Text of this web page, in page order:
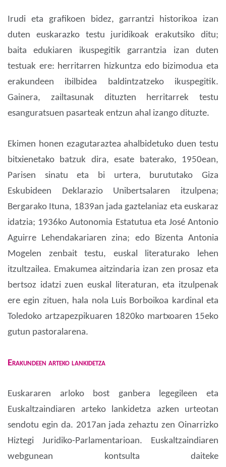
Irudi eta grafikoen bidez, garrantzi historikoa izan
duten euskarazko testu juridikoak erakutsiko ditu;
baita edukiaren ikuspegitik garrantzia izan duten
testuak ere: herritarren hizkuntza edo bizimodua eta
erakundeen ibilbidea baldintzatzeko ikuspegitik.
Gainera, zailtasunak dituzten herritarrek testu
esanguratsuen pasarteak entzun ahal izango dituzte.
Ekimen honen ezagutaraztea ahalbidetuko duen testu
bitxienetako batzuk dira, esate baterako, 1950ean,
Parisen sinatu eta bi urtera, burututako Giza
Eskubideen Deklarazio Unibertsalaren itzulpena;
Bergarako Ituna, 1839an jada gaztelaniaz eta euskaraz
idatzia; 1936ko Autonomia Estatutua eta José Antonio
Aguirre Lehendakariaren zina; edo Bizenta Antonia
Mogelen zenbait testu, euskal literaturako lehen
itzultzailea. Emakumea aitzindaria izan zen prosaz eta
bertsoz idatzi zuen euskal literaturan, eta itzulpenak
ere egin zituen, hala nola Luis Borboikoa kardinal eta
Toledoko artzapezpikuaren 1820ko martxoaren 15eko
gutun pastoralarena.
Erakundeen arteko lankidetza
Euskararen arloko bost ganbera legegileen eta
Euskaltzaindiaren arteko lankidetza azken urteotan
sendotu egin da. 2017an jada zehaztu zen Oinarrizko
Hiztegi Juridiko-Parlamentarioan. Euskaltzaindiaren
webgunean kontsulta daiteke